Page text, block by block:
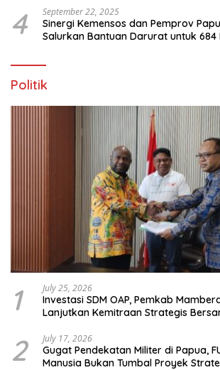
4 September 22, 2025
Sinergi Kemensos dan Pemprov
Salurkan Bantuan Darurat untuk 684
Politik
1 July 25, 2026
Investasi SDM OAP, Pemkab
Lanjutkan Kemitraan Strategis
2 July 17, 2026
Gugat Pendekatan Militer di Papua,
Manusia Bukan Tumbal Proyek